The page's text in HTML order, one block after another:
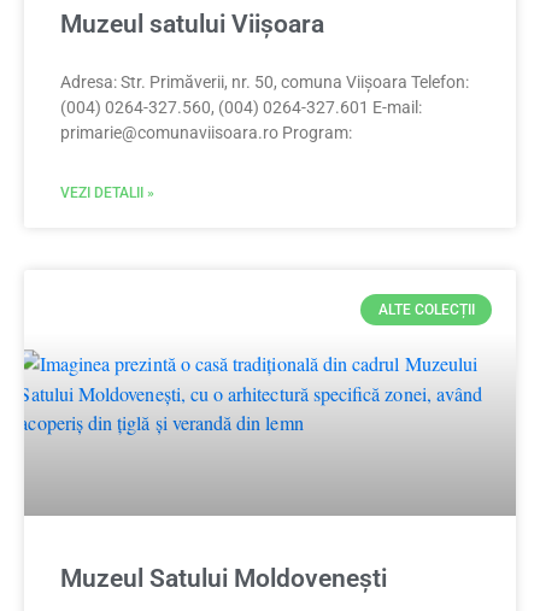
Muzeul satului Viișoara
Adresa: Str. Primăverii, nr. 50, comuna Viișoara Telefon:
(004) 0264-327.560, (004) 0264-327.601 E-mail:
primarie@comunaviisoara.ro Program:
VEZI DETALII »
ALTE COLECȚII
Muzeul Satului Moldovenești